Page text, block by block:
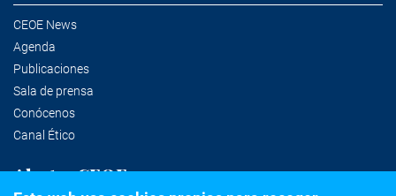
CEOE News
Agenda
Publicaciones
Sala de prensa
Conócenos
Canal Ético
Alertas CEOE